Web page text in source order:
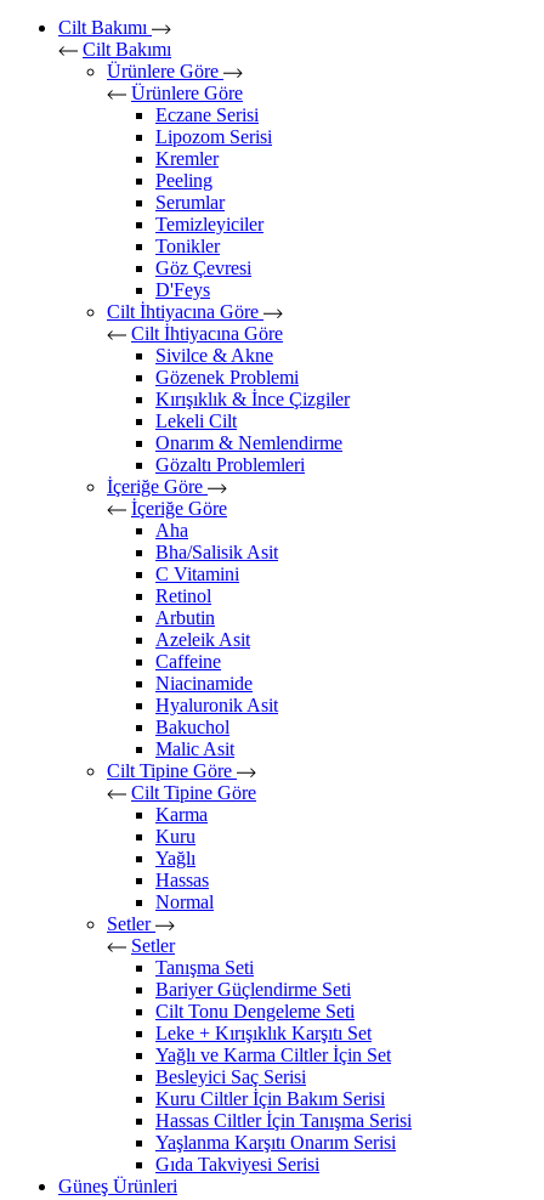
Cilt Bakımı
Cilt Bakımı
Ürünlere Göre
Ürünlere Göre
Eczane Serisi
Lipozom Serisi
Kremler
Peeling
Serumlar
Temizleyiciler
Tonikler
Göz Çevresi
D'Feys
Cilt İhtiyacına Göre
Cilt İhtiyacına Göre
Sivilce & Akne
Gözenek Problemi
Kırışıklık & İnce Çizgiler
Lekeli Cilt
Onarım & Nemlendirme
Gözaltı Problemleri
İçeriğe Göre
İçeriğe Göre
Aha
Bha/Salisik Asit
C Vitamini
Retinol
Arbutin
Azeleik Asit
Caffeine
Niacinamide
Hyaluronik Asit
Bakuchol
Malic Asit
Cilt Tipine Göre
Cilt Tipine Göre
Karma
Kuru
Yağlı
Hassas
Normal
Setler
Setler
Tanışma Seti
Bariyer Güçlendirme Seti
Cilt Tonu Dengeleme Seti
Leke + Kırışıklık Karşıtı Set
Yağlı ve Karma Ciltler İçin Set
Besleyici Saç Serisi
Kuru Ciltler İçin Bakım Serisi
Hassas Ciltler İçin Tanışma Serisi
Yaşlanma Karşıtı Onarım Serisi
Gıda Takviyesi Serisi
Güneş Ürünleri